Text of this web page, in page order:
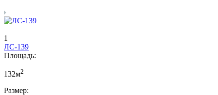
1
ЛС-139
Площадь:
132м2
Размер: